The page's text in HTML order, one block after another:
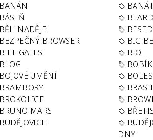
BANÁN
BANÁT
BÁSEŇ
BĚH NADĚJE
BEZPEČNÝ BROWSER
BIG
BILL GATES
BIO
BLOG
BOBÍK
BOJOVÉ UMĚNÍ
BRAMBORY
BROKOLICE
BRUNO MARS
BUDĚJOVICE
DNY